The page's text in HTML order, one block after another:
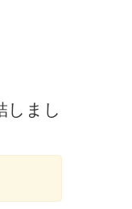
しまし